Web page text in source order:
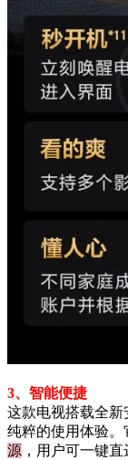
3、智能便捷
这款电视搭载全
纯粹的使用体验。
源 ，用户可一键